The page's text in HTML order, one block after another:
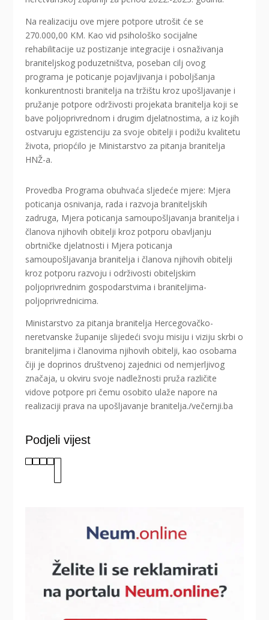
Na realizaciju ove mjere potpore utrošit će se
270.000,00 KM. Kao vid psihološko socijalne
rehabilitacije uz postizanje integracije i osnaživanja
braniteljskog poduzetništva, poseban cilj ovog
programa je poticanje pojavljivanja i poboljšanja
konkurentnosti branitelja na tržištu kroz upošljavanje i
pružanje potpore održivosti projekata branitelja koji se
bave poljoprivrednom i drugim djelatnostima, a iz kojih
ostvaruju egzistenciju za svoje obitelji i podižu kvalitetu
života, priopćilo je Ministarstvo za pitanja branitelja
HNŽ-a.
Provedba Programa obuhvaća sljedeće mjere: Mjera
poticanja osnivanja, rada i razvoja braniteljskih
zadruga, Mjera poticanja samoupošljavanja branitelja i
članova njihovih obitelji kroz potporu obavljanju
obrtničke djelatnosti i Mjera poticanja
samoupošljavanja branitelja i članova njihovih obitelji
kroz potporu razvoju i održivosti obiteljskim
poljoprivrednim gospodarstvima i braniteljima-
poljoprivrednicima.
Ministarstvo za pitanja branitelja Hercegovačko-
neretvanske županije slijedeći svoju misiju i viziju skrbi o
braniteljima i članovima njihovih obitelji, kao osobama
čiji je doprinos društvenoj zajednici od nemjerljivog
značaja, u okviru svoje nadležnosti pruža različite
vidove potpore pri čemu osobito ulaže napore na
realizaciji prava na upošljavanje branitelja./večernji.ba
Podjeli vijest